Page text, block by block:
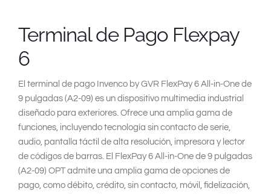
Terminal de Pago Flexpay
6
El terminal de pago Invenco by GVR FlexPay 6 All-in-One de
9 pulgadas (A2-09) es un dispositivo multimedia industrial
diseñado para exteriores. Ofrece una amplia gama de
funciones, incluyendo tecnología sin contacto de serie,
audio, pantalla táctil de alta resolución, impresora y lector
de códigos de barras. El FlexPay 6 All-in-One de 9 pulgadas
(A2-09) OPT admite una amplia gama de opciones de
pago, como débito, crédito, sin contacto, móvil, fidelización,